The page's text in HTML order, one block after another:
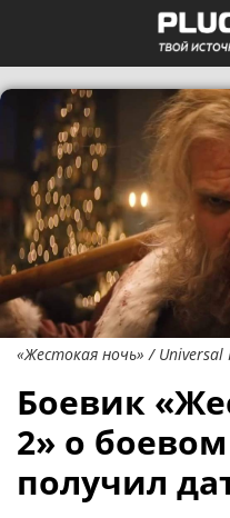
«Жестокая ночь» / Universal
Боевик
2» о
получил